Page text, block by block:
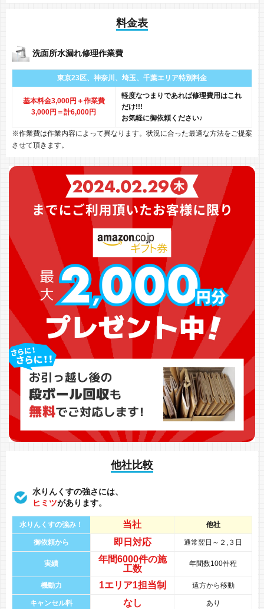
料金表
洗面所水漏れ修理作業費
東京23区、神奈川、 埼玉、千葉エリア特別料金
基本料金3,000円＋作業費
3,000円 ＝計6,000円
軽度なつまりであれば修理費用はこれ
だけ!!!
お気軽に御依頼ください♪
※作業費は作業内容によって異なります。状況に合った最適な方法をご提案
させて頂きます。
他社比較
水りんくすの強さには、
ヒミツがあります。
水りんくすの強み！ 当社 他社
御依頼から 即日対応 通常翌日～２,３日
実績 年間6000件の施
工数
年間数100件程
機動力 1エリア1担当制 遠方から移動
キャンセル料 なし あり